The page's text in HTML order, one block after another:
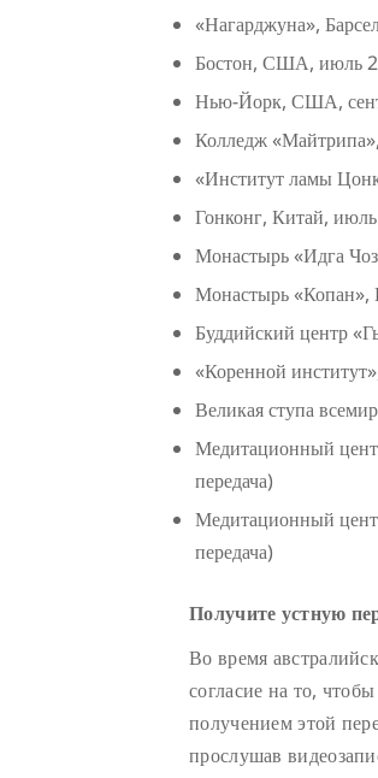
«Нагарджуна»,
Бостон, США, июль
Нью-Йорк, США,
Колледж
«Институт ламы
Гонконг, Китай,
Монастырь «Идга
Монастырь «Копан»,
Буддийский центр
«Коренной
Великая ступа
Медитационный
передача)
Медитационный
передача)
Получите устную
Во время
согласие на то,
получением этой
прослушав